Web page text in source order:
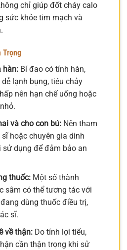
chỉ giúp đốt cháy calo
sức khỏe tim mạch và
Trọng
hàn:Bí đao có tính hàn,
lạnh bụng, tiêu chảy
nên hạn chế uống hoặc
và cho con bú:Nên tham
hoặc chuyên gia dinh
dụng để đảm bảo an
thuốc:Một số thành
sâm có thể tương tác với
dùng thuốc điều trị,
sĩ.
về thận:Do tính lợi tiểu,
cần thận trọng khi sử